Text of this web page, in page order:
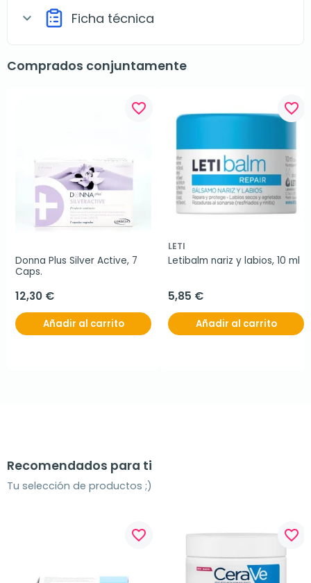
expand_more Ficha técnica
Comprados conjuntamente
favorite_border
Donna Plus Silver Active, 7
Caps.
12,30 €
Añadir al carrito
favorite_border
LETI
Letibalm nariz y labios, 10 ml
5,85 €
Añadir al carrito
Recomendados para ti
Tu selección de productos ;)
favorite_border favorite_border